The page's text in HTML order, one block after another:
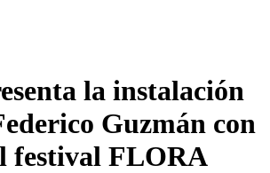
la instalación
Guzmán con
festival FLORA